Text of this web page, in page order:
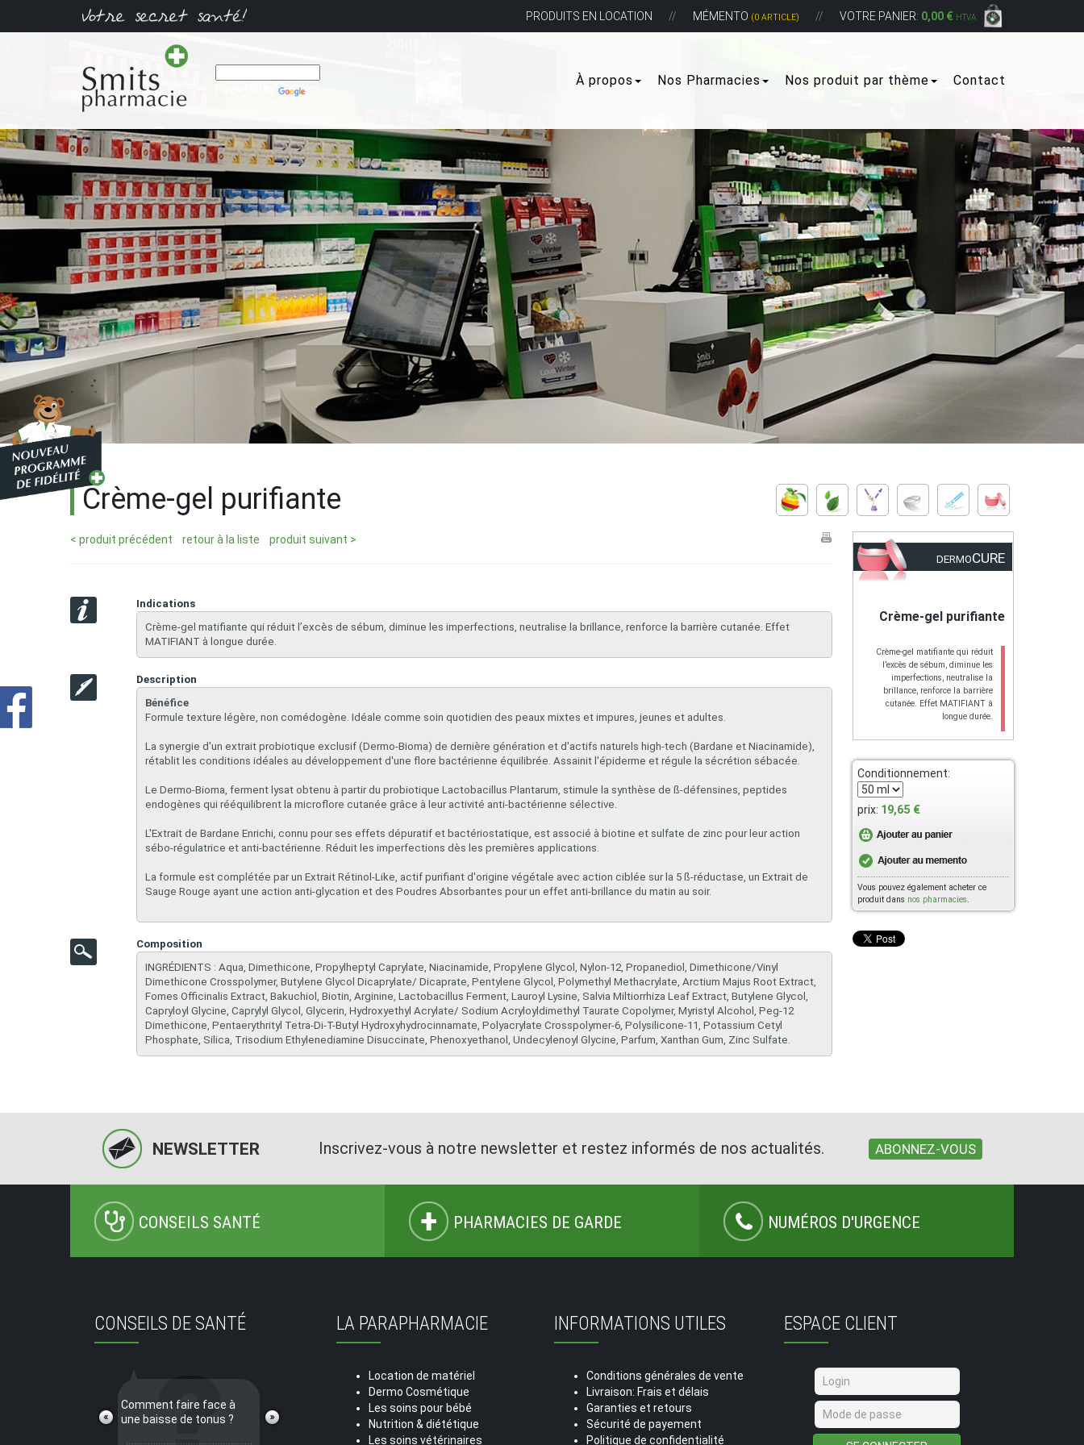
PRODUITS EN LOCATION MÉMENTO (0 ARTICLE) VOTRE PANIER: 0,00 € HTVA
À propos Nos Pharmacies Nos produit par thème Contact
Crème-gel purifiante
< produit précédent retour à la liste produit suivant >
Indications
​Crème-gel matifiante qui réduit l’excès de sébum, diminue les imperfections, neutralise la brillance, renforce la barrière cutanée. Effet
MATIFIANT à longue durée.
Description
Bénéfice
​Formule texture légère, non comédogène. Idéale comme soin quotidien des peaux mixtes et impures, jeunes et adultes.
La synergie d'un extrait probiotique exclusif (Dermo-Bioma) de dernière génération et d'actifs naturels high-tech (Bardane et Niacinamide),
rétablit les conditions idéales au développement d'une flore bactérienne équilibrée. Assainit l'épiderme et régule la sécrétion sébacée.
Le Dermo-Bioma, ferment lysat obtenu à partir du probiotique Lactobacillus Plantarum, stimule la synthèse de ß-défensines, peptides
endogènes qui rééquilibrent la microflore cutanée grâce à leur activité anti-bactérienne sélective.
L'Extrait de Bardane Enrichi, connu pour ses effets dépuratif et bactériostatique, est associé à biotine et sulfate de zinc pour leur action
sébo-régulatrice et anti-bactérienne. Réduit les imperfections dès les premières applications.
La formule est complétée par un Extrait Rétinol-Like, actif purifiant d'origine végétale avec action ciblée sur la 5 ß-réductase, un Extrait de
Sauge Rouge ayant une action anti-glycation et des Poudres Absorbantes pour un effet anti-brillance du matin au soir.
Composition
INGRÉDIENTS : ​Aqua, Dimethicone, Propylheptyl Caprylate, Niacinamide, Propylene Glycol, Nylon-12, Propanediol, Dimethicone/Vinyl
Dimethicone Crosspolymer, Butylene Glycol Dicaprylate/ Dicaprate, Pentylene Glycol, Polymethyl Methacrylate, Arctium Majus Root Extract,
Fomes Officinalis Extract, Bakuchiol, Biotin, Arginine, Lactobacillus Ferment, Lauroyl Lysine, Salvia Miltiorrhiza Leaf Extract, Butylene Glycol,
Capryloyl Glycine, Caprylyl Glycol, Glycerin, Hydroxyethyl Acrylate/ Sodium Acryloyldimethyl Taurate Copolymer, Myristyl Alcohol, Peg-12
Dimethicone, Pentaerythrityl Tetra-Di-T-Butyl Hydroxyhydrocinnamate, Polyacrylate Crosspolymer-6, Polysilicone-11, Potassium Cetyl
Phosphate, Silica, Trisodium Ethylenediamine Disuccinate, Phenoxyethanol, Undecylenoyl Glycine, Parfum, Xanthan Gum, Zinc Sulfate.
DERMOCURE
Crème-gel purifiante
​Crème-gel matifiante qui réduit
l’excès de sébum, diminue les
imperfections, neutralise la
brillance, renforce la barrière
cutanée. Effet MATIFIANT à
longue durée.
Conditionnement:
prix: 19,65 €
Vous pouvez également acheter ce
produit dans nos pharmacies
NEWSLETTER Inscrivez-vous à notre newsletter et restez informés de nos actualités. ABONNEZ-VOUS
CONSEILS SANTÉ PHARMACIES DE GARDE NUMÉROS D'URGENCE
CONSEILS DE SANTÉ
Comment faire face à
une baisse de tonus ?
LA PARAPHARMACIE
Location de matériel
Dermo Cosmétique
Les soins pour bébé
Nutrition & diététique
Les soins vétérinaires
INFORMATIONS UTILES
Conditions générales de vente
Livraison: Frais et délais
Garanties et retours
Sécurité de payement
Politique de confidentialité
ESPACE CLIENT